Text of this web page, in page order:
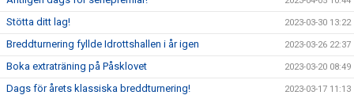
Stötta ditt lag! 2023-03-30 13:22
Breddturnering fyllde Idrottshallen i år igen 2023-03-26 22:37
Boka extraträning på Påsklovet 2023-03-20 08:49
Dags för årets klassiska breddturnering! 2023-03-17 11:13